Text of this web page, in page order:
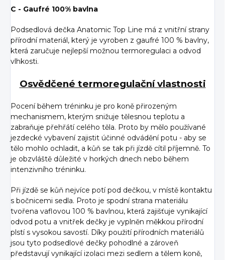
C - Gaufré 100% bavlna
Podsedlová dečka Anatomic Top Line má z vnitřní strany
přírodní materiál, který je vyroben z gaufré 100 % bavlny,
která zaručuje nejlepší možnou termoregulaci a odvod
vlhkosti.
Osvědčené termoregulační vlastnosti
Pocení během tréninku je pro koně přirozeným
mechanismem, kterým snižuje tělesnou teplotu a
zabraňuje přehřátí celého těla. Proto by mělo používané
jezdecké vybavení zajistit účinné odvádění potu - aby se
tělo mohlo ochladit, a kůň se tak při jízdě cítil příjemně. To
je obzvláště důležité v horkých dnech nebo během
intenzivního tréninku.
Při jízdě se kůň nejvíce potí pod dečkou, v místě kontaktu
s bočnicemi sedla. Proto je spodní strana materiálu
tvořena vaflovou 100 % bavlnou, která zajišťuje vynikající
odvod potu a vnitřek dečky je vyplněn měkkou přírodní
plstí s vysokou savostí. Díky použití přírodních materiálů
jsou tyto podsedlové dečky pohodlné a zároveň
představují vynikající izolaci mezi sedlem a tělem koně,